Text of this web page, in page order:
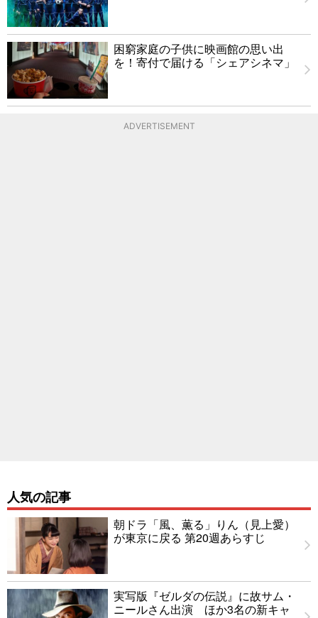
困窮家庭の子供に映画館の思い出
を！寄付で届ける「シェアシネマ」
ADVERTISEMENT
人気の記事
朝ドラ「風、薫る」りん（見上愛）
が東京に戻る 第20週あらすじ
実写版『ゼルダの伝説』に故サム・
ニールさん出演 ほか3名の新キャ